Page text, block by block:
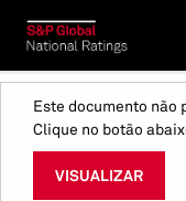
Este documento não
Clique no botão
VISUALIZAR